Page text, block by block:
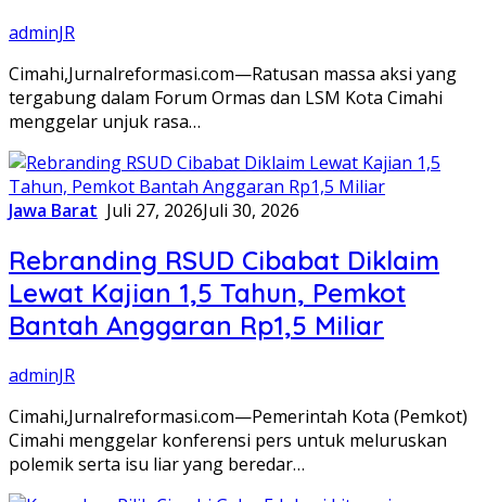
adminJR
Cimahi,Jurnalreformasi.com—Ratusan massa aksi yang
tergabung dalam Forum Ormas dan LSM Kota Cimahi
menggelar unjuk rasa…
Jawa Barat Juli 27, 2026Juli 30, 2026
Rebranding RSUD Cibabat Diklaim
Lewat Kajian 1,5 Tahun, Pemkot
Bantah Anggaran Rp1,5 Miliar
adminJR
Cimahi,Jurnalreformasi.com—Pemerintah Kota (Pemkot)
Cimahi menggelar konferensi pers untuk meluruskan
polemik serta isu liar yang beredar…